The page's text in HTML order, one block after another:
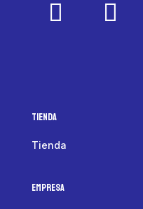
Tienda
Tienda
Empresa